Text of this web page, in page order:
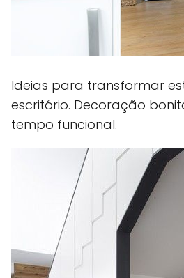
Ideias para transformar
escritório. Decoração
tempo funcional.